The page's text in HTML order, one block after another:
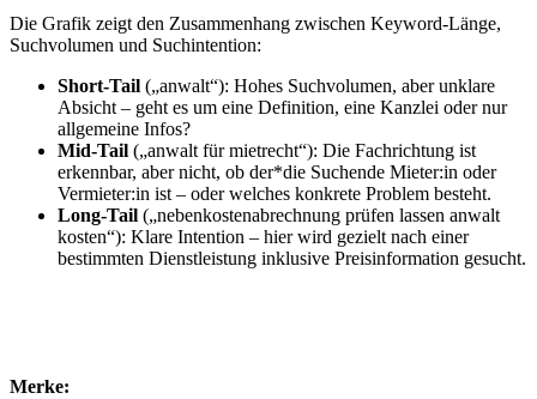
Die Grafik zeigt den Zusammenhang zwischen Keyword-Länge,
Suchvolumen und Suchintention:
Short-Tail („anwalt“): Hohes Suchvolumen, aber unklare
Absicht – geht es um eine Definition, eine Kanzlei oder nur
allgemeine Infos?
Mid-Tail („anwalt für mietrecht“): Die Fachrichtung ist
erkennbar, aber nicht, ob der*die Suchende Mieter:in oder
Vermieter:in ist – oder welches konkrete Problem besteht.
Long-Tail („nebenkostenabrechnung prüfen lassen anwalt
kosten“): Klare Intention – hier wird gezielt nach einer
bestimmten Dienstleistung inklusive Preisinformation gesucht.
Merke: